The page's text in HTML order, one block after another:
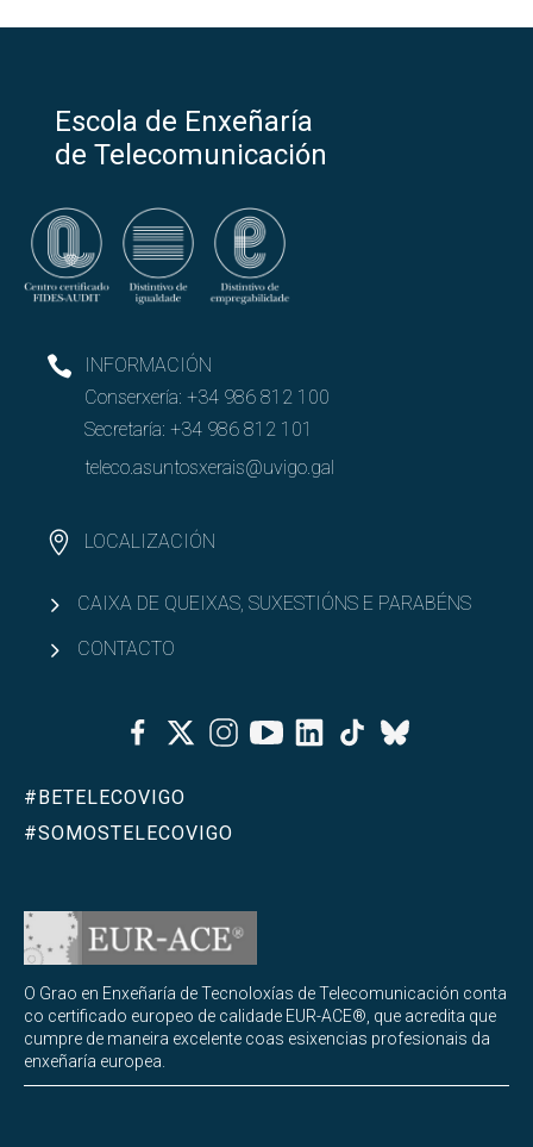
Escola de Enxeñaría
de Telecomunicación
INFORMACIÓN
Conserxería: +34 986 812 100
Secretaría: +34 986 812 101
teleco.asuntosxerais@uvigo.gal
LOCALIZACIÓN
CAIXA DE QUEIXAS, SUXESTIÓNS E PARABÉNS
CONTACTO
FacebookTwitterInstagramYoutubeLinkedinTiktok
Bluesky
#BETELECOVIGO
#SOMOSTELECOVIGO
O Grao en Enxeñaría de Tecnoloxías de Telecomunicación conta
co certificado europeo de calidade EUR-ACE®, que acredita que
cumpre de maneira excelente coas esixencias profesionais da
enxeñaría europea.